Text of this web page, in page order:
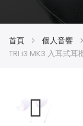
首頁 個人音響
TRI i3 MK3 入耳式耳